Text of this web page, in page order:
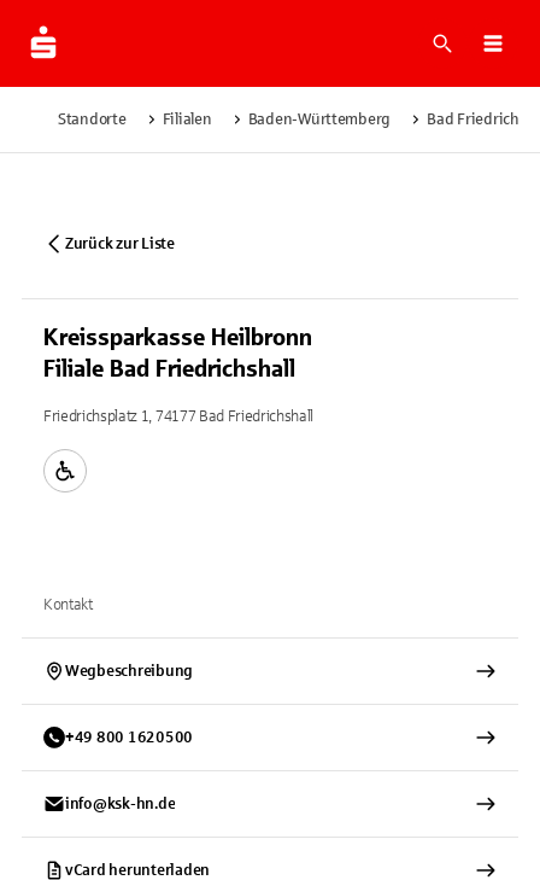
Suche
Standorte Filialen Baden-Württemberg Bad
Zurück zur Liste
Kreissparkasse Heilbronn
Filiale Bad Friedrichshall
Friedrichsplatz 1, 74177 Bad Friedrichshall
Kontakt
Wegbeschreibung
+49 800 1620500
info@ksk-hn.de
vCard herunterladen